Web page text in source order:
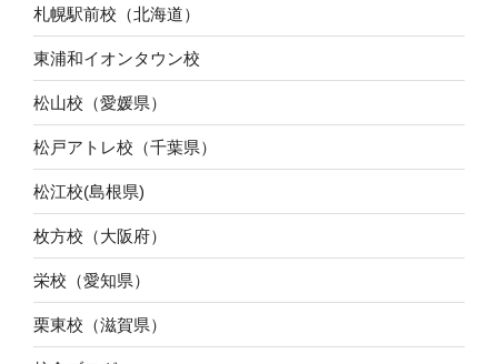
札幌駅前校（北海道）
東浦和イオンタウン校
松山校（愛媛県）
松戸アトレ校（千葉県）
松江校(島根県)
枚方校（大阪府）
栄校（愛知県）
栗東校（滋賀県）